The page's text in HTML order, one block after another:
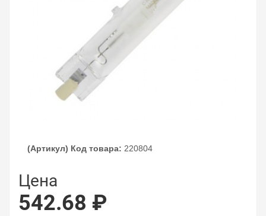
(Артикул) Код товара: 220804
Цена
542.68 ₽